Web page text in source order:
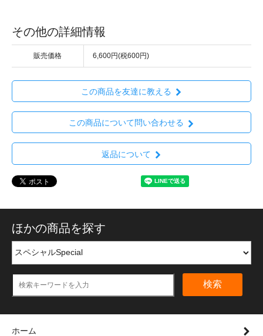
その他の詳細情報
販売価格 6,600円(税600円)
この商品を友達に教える
この商品について問い合わせる
返品について
ほかの商品を探す
検索
ホーム